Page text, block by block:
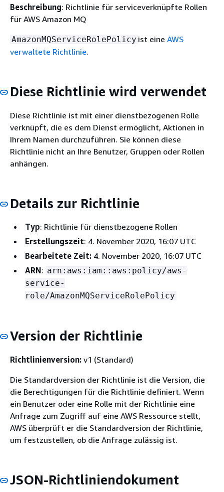
Beschreibung: Richtlinie für serviceverknüpfte Rollen
für AWS Amazon MQ
AmazonMQServiceRolePolicy ist eine AWS
verwaltete Richtlinie.
Diese Richtlinie wird verwendet
Diese Richtlinie ist mit einer dienstbezogenen Rolle
verknüpft, die es dem Dienst ermöglicht, Aktionen in
Ihrem Namen durchzuführen. Sie können diese
Richtlinie nicht an Ihre Benutzer, Gruppen oder Rollen
anhängen.
Details zur Richtlinie
Typ: Richtlinie für dienstbezogene Rollen
Erstellungszeit: 4. November 2020, 16:07 UTC
Bearbeitete Zeit: 4. November 2020, 16:07 UTC
ARN: arn:aws:iam::aws:policy/aws-
service-
role/AmazonMQServiceRolePolicy
Version der Richtlinie
Richtlinienversion: v1 (Standard)
Die Standardversion der Richtlinie ist die Version, die
die Berechtigungen für die Richtlinie definiert. Wenn
ein Benutzer oder eine Rolle mit der Richtlinie eine
Anfrage zum Zugriff auf eine AWS Ressource stellt,
AWS überprüft er die Standardversion der Richtlinie,
um festzustellen, ob die Anfrage zulässig ist.
JSON-Richtliniendokument